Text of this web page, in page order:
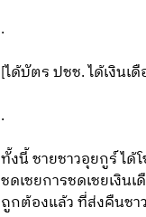
.
[ได้บัตร ปชช. ได้เงินเ
.
ทั้งนี้ ชายชาวอุยกูร์ ได้
ชดเชยการชดเชยเงิน
ถูกต้องแล้ว ที่ส่งคืนช